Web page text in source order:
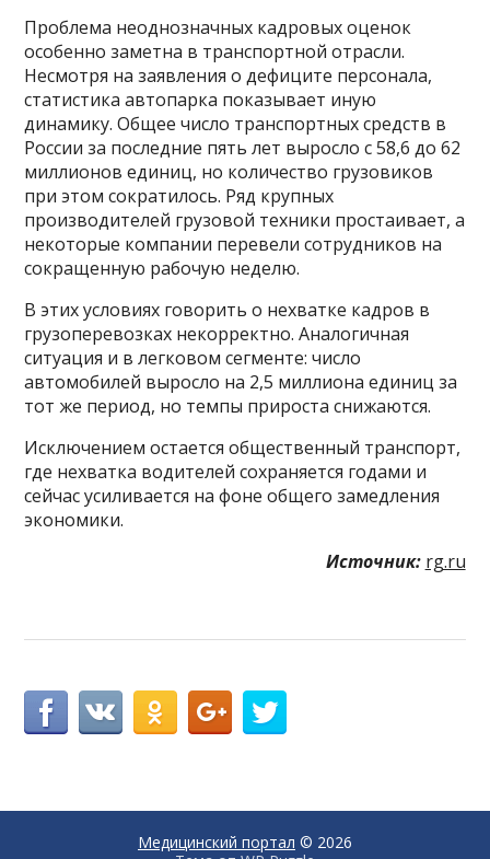
Проблема неоднозначных кадровых оценок
особенно заметна в транспортной отрасли.
Несмотря на заявления о дефиците персонала,
статистика автопарка показывает иную
динамику. Общее число транспортных средств в
России за последние пять лет выросло с 58,6 до 62
миллионов единиц, но количество грузовиков
при этом сократилось. Ряд крупных
производителей грузовой техники простаивает, а
некоторые компании перевели сотрудников на
сокращенную рабочую неделю.
В этих условиях говорить о нехватке кадров в
грузоперевозках некорректно. Аналогичная
ситуация и в легковом сегменте: число
автомобилей выросло на 2,5 миллиона единиц за
тот же период, но темпы прироста снижаются.
Исключением остается общественный транспорт,
где нехватка водителей сохраняется годами и
сейчас усиливается на фоне общего замедления
экономики.
Источник: rg.ru
Медицинский портал © 2026